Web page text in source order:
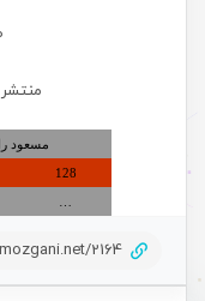
مسعود
128
2164